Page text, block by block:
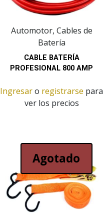
Automotor, Cables de
Batería
CABLE BATERÍA
PROFESIONAL 800 AMP
Ingresaro registrarse para
ver los precios
Agotado